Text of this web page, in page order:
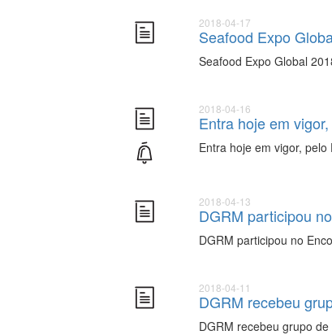
2018-04-17
Seafood Expo
Seafood Expo Global
2018-04-16
Entra hoje em
Entra hoje em vigor,
2018-04-13
DGRM participou
DGRM participou no
2018-04-11
DGRM recebeu
DGRM recebeu grupo